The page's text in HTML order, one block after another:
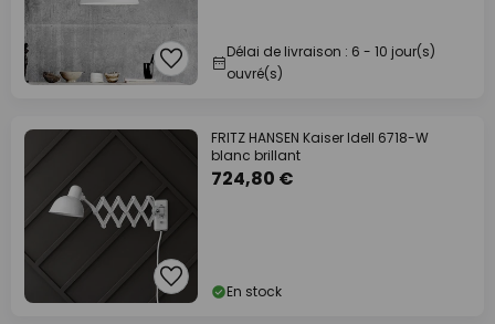
Délai de livraison : 6 - 10 jour(s)
ouvré(s)
FRITZ HANSEN Kaiser Idell 6718-W
blanc brillant
724,80 €
En stock